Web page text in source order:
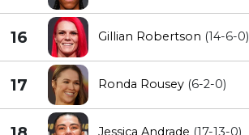
16 Gillian Robertson (14-6-0)
17 Ronda Rousey (6-2-0)
Jessica Andrade (17-13-0)